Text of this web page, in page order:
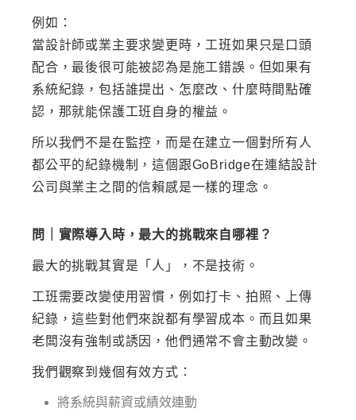
例如：
當設計師或業主要求變更時，工班如果只是口頭
配合，最後很可能被認為是施工錯誤。但如果有
系統紀錄，包括誰提出、怎麼改、什麼時間點確
認，那就能保護工班自身的權益。
所以我們不是在監控，而是在建立一個對所有人
都公平的紀錄機制，這個跟GoBridge在連結設計
公司與業主之間的信賴感是一樣的理念。
問｜實際導入時，最大的挑戰來自哪裡？
最大的挑戰其實是「人」，不是技術。
工班需要改變使用習慣，例如打卡、拍照、上傳
紀錄，這些對他們來說都有學習成本。而且如果
老闆沒有強制或誘因，他們通常不會主動改變。
我們觀察到幾個有效方式：
將系統與薪資或績效連動